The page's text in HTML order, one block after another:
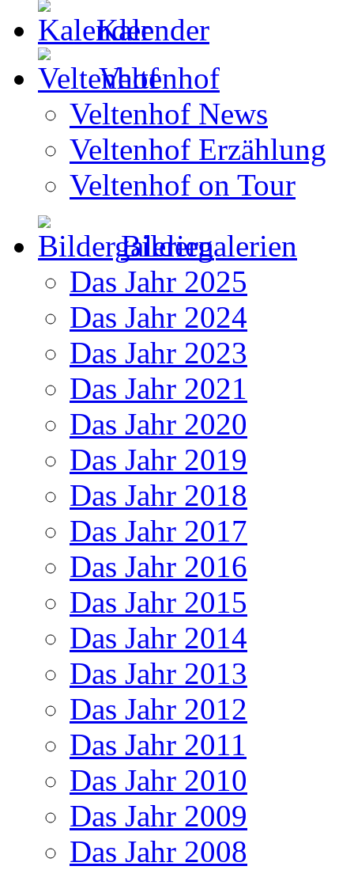
Kalender
Veltenhof
Veltenhof News
Veltenhof Erzählung
Veltenhof on Tour
Bildergalerien
Das Jahr 2025
Das Jahr 2024
Das Jahr 2023
Das Jahr 2021
Das Jahr 2020
Das Jahr 2019
Das Jahr 2018
Das Jahr 2017
Das Jahr 2016
Das Jahr 2015
Das Jahr 2014
Das Jahr 2013
Das Jahr 2012
Das Jahr 2011
Das Jahr 2010
Das Jahr 2009
Das Jahr 2008